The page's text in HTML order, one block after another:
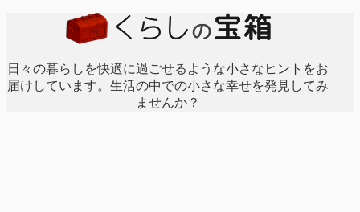
日々の暮らしを快適に過ごせるような小さなヒントをお
届けしています。生活の中での小さな幸せを発見してみ
ませんか？